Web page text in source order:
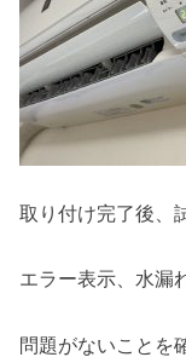
取り付け完了後、
エラー表示、水漏
問題がないことを